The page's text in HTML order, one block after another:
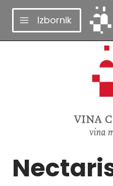
Skip
content
Izbornik